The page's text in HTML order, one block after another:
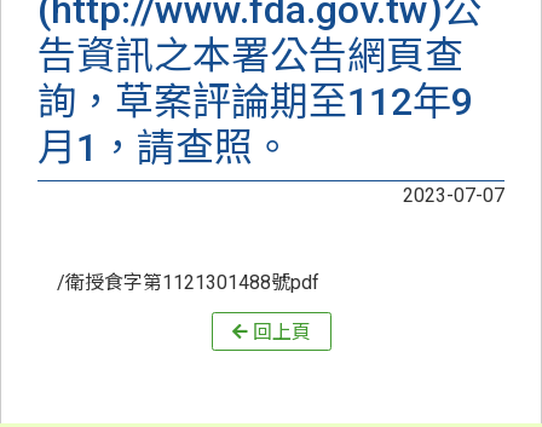
(http://www.fda.gov.tw)公
告資訊之本署公告網頁查
詢，草案評論期至112年9
月1，請查照。
2023-07-07
/衛授食字第1121301488號pdf
回上頁